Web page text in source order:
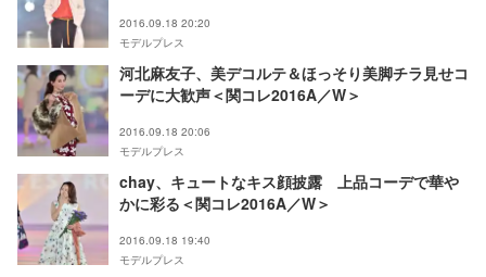
2016.09.18 20:20
モデルプレス
河北麻友子、美デコルテ＆ほっそり美脚チラ見せコ
ーデに大歓声＜関コレ2016A／W＞
2016.09.18 20:06
モデルプレス
chay、キュートなキス顔披露 上品コーデで華や
かに彩る＜関コレ2016A／W＞
2016.09.18 19:40
モデルプレス